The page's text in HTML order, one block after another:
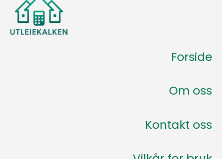
Forside
Om oss
Kontakt oss